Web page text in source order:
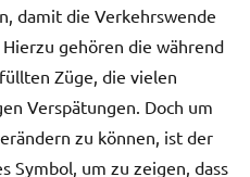
damit die Verkehrswende
gehören die während
Züge, die vielen
Verspätungen. Doch um
zu können, ist der
Symbol, um zu zeigen, dass